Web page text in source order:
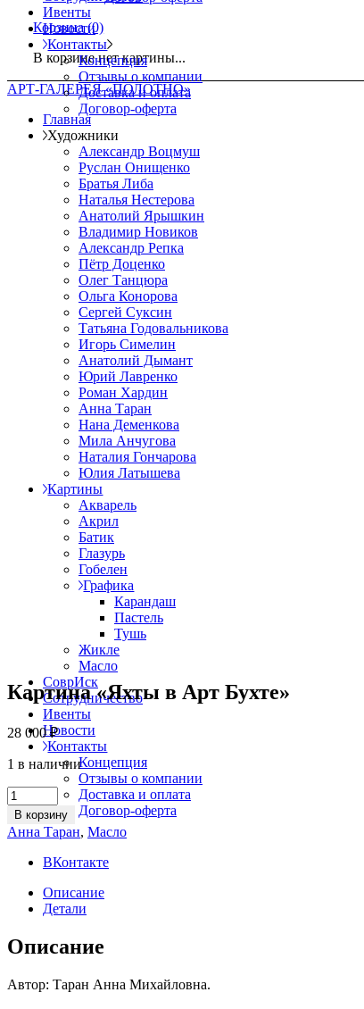
Корзина (0)
В корзине нет картины...
АРТ-ГАЛЕРЕЯ «ПОЛОТНО»
Главная
Художники
Александр Воцмуш
Руслан Онищенко
Братья Либа
Наталья Нестерова
Анатолий Ярышкин
Владимир Новиков
Александр Репка
Пётр Доценко
Олег Танцюра
Ольга Конорова
Сергей Суксин
Татьяна Годовальникова
Игорь Симелин
Анатолий Дымант
Юрий Лавренко
Роман Хардин
Анна Таран
Нана Деменкова
Мила Анчугова
Наталия Гончарова
Юлия Латышева
Картины
Акварель
Акрил
Батик
Глазурь
Гобелен
Графика
Карандаш
Пастель
Тушь
Жикле
Масло
СоврИск
Сотрудничество
Ивенты
Новости
Контакты
Концепция
Отзывы о компании
Доставка и оплата
Договор-оферта
Ивенты
Новости
Контакты
Концепция
Отзывы о компании
Доставка и оплата
Договор-оферта
Картина «Яхты в Арт Бухте»
28 000₽
1 в наличии
Картина
«Яхты
в
Арт
Бухте»
quantity
В корзину
Анна Таран, Масло
ВКонтакте
Описание
Детали
Описание
Автор: Таран Анна Михайловна.